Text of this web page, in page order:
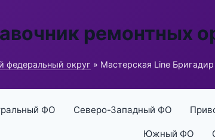
ремонтных
федеральный округ » Мастерская Line Бригадир
ФО Северо-Западный ФО
Южный ФО